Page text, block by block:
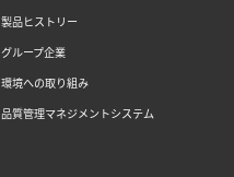
製品ヒストリー
グループ企業
環境への取り組み
品質管理マネジメントシステム